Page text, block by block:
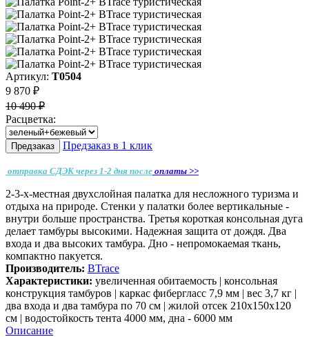
Артикул: Т0504
9 870 ₽
10 490 ₽
Расцветка:
Предзаказ Предзаказ в 1 клик
отправка СДЭК через 1-2 дня после оплаты >>
2-3-х-местная двухслойная палатка для несложного туризма и
отдыха на природе. Стенки у палатки более вертикальные -
внутри больше пространства. Третья короткая консольная дуга
делает тамбуры высокими. Надежная защита от дождя. Два
входа и два высоких тамбура. Дно - непромокаемая ткань,
компактно пакуется.
Производитель: BTrace
Характеристики: увеличенная обитаемость | консольная
конструкция тамбуров | каркас фибергласс 7,9 мм | вес 3,7 кг |
два входа и два тамбура по 70 см | жилой отсек 210х150х120
см | водостойкоcть тента 4000 мм, дна - 6000 мм
Описание